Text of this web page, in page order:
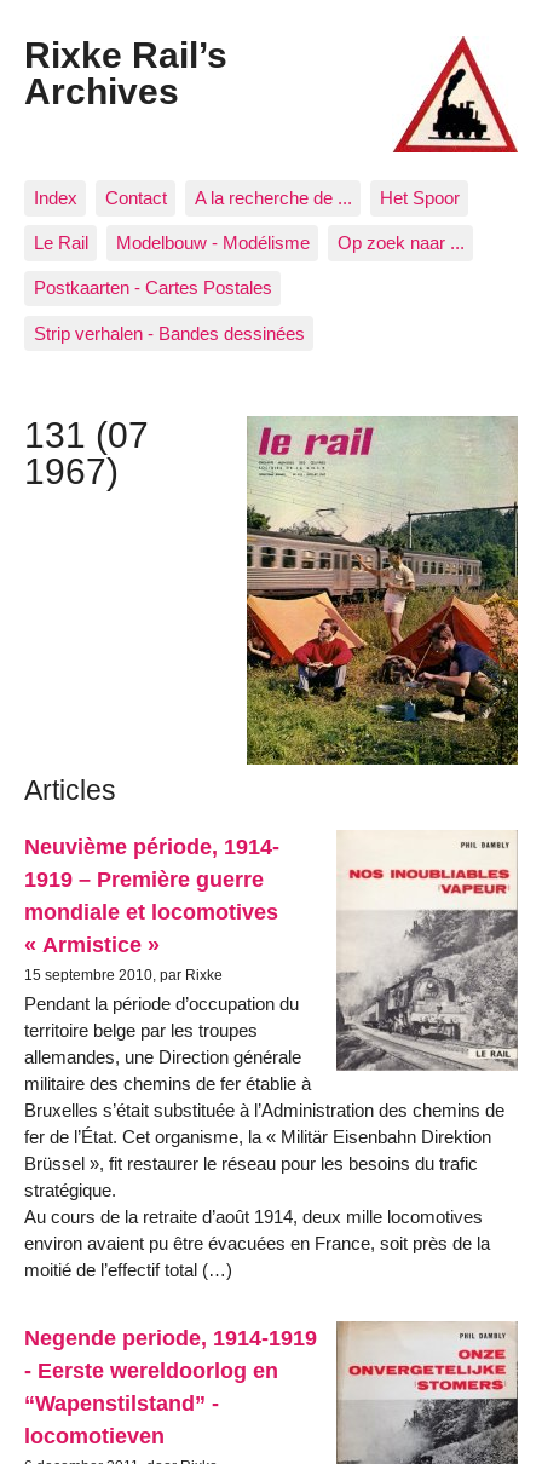
Rixke Rail’s
Archives
Index Contact A la recherche de ... Het Spoor
Le Rail Modelbouw - Modélisme Op zoek naar ...
Postkaarten - Cartes Postales
Strip verhalen - Bandes dessinées
131 (07
1967)
Articles
Neuvième période, 1914-
1919 – Première guerre
mondiale et locomotives
« Armistice »
15 septembre 2010, par Rixke
Pendant la période d’occupation du
territoire belge par les troupes
allemandes, une Direction générale
militaire des chemins de fer établie à
Bruxelles s’était substituée à l’Administration des chemins de
fer de l’État. Cet organisme, la « Militär Eisenbahn Direktion
Brüssel », fit restaurer le réseau pour les besoins du trafic
stratégique.
Au cours de la retraite d’août 1914, deux mille locomotives
environ avaient pu être évacuées en France, soit près de la
moitié de l’effectif total (…)
Negende periode, 1914-1919
- Eerste wereldoorlog en
“Wapenstilstand” -
locomotieven